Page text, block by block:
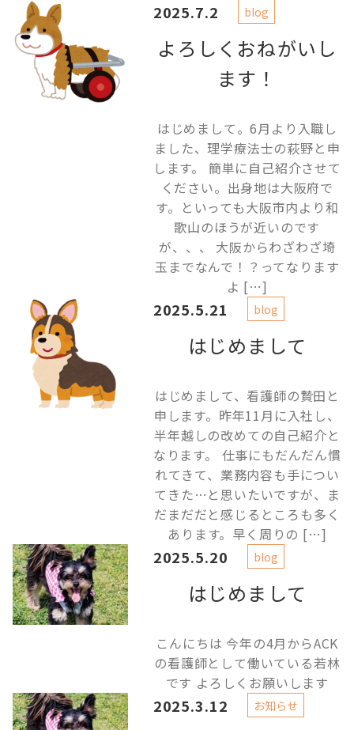
よろしくおねがいし
ます！
2025.7.2 blog
はじめまして。6月より入職し
ました、理学療法士の萩野と申
します。 簡単に自己紹介させて
ください。出身地は大阪府で
す。といっても大阪市内より和
歌山のほうが近いのです
が、、、 大阪からわざわざ埼
玉までなんで！？ってなります
よ […]
はじめまして
2025.5.21 blog
はじめまして、看護師の贄田と
申します。昨年11月に入社し、
半年越しの改めての自己紹介と
なります。 仕事にもだんだん慣
れてきて、業務内容も手につい
てきた…と思いたいですが、ま
だまだだと感じるところも多く
あります。早く周りの […]
はじめまして
2025.5.20 blog
こんにちは 今年の4月からACK
の看護師として働いている若林
です よろしくお願いします
2025.3.12 お知らせ